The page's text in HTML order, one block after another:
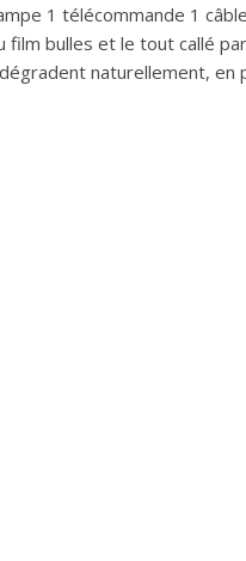
1 télécommande 1
bulles et le tout callé
naturellement, en